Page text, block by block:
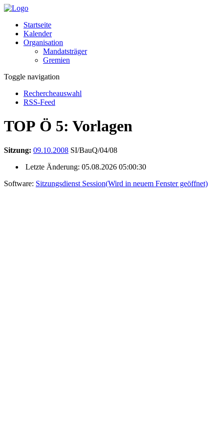
Startseite
Kalender
Organisation
Mandatsträger
Gremien
Toggle navigation
Rechercheauswahl
RSS-Feed
TOP Ö 5: Vorlagen
Sitzung: 09.10.2008 SI/BauQ/04/08
Letzte Änderung: 05.08.2026 05:00:30
Software: Sitzungsdienst Session(Wird in neuem Fenster geöffnet)